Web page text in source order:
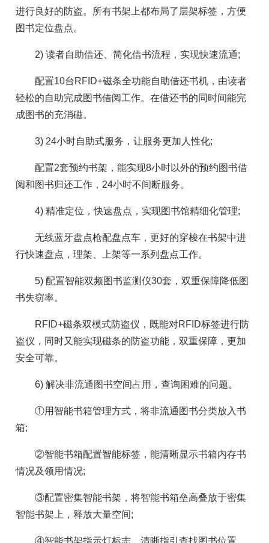
进行良好的防盗。所有书架上都布局了层架标签，方便
图书定位盘点。
2) 读者自助借还、简化借书流程，实现快速流通;
配置10台RFID+磁条全功能自助借还书机，由读者
轻松的自助完成图书借阅工作。在借还书的同时间能完
成图书的充消磁。
3) 24小时自助式服务，让服务更加人性化;
配置2套预约书架，能实现8小时以外的预约图书借
阅和图书归还工作，24小时不间断服务。
4) 精准定位，快速盘点，实现图书馆精细化管理;
无线蓝牙盘点枪配盘点车，更好的穿梭在书架中进
行快速盘点，理架、上架等一系列盘点工作。
5) 配置智能双频图书监测仪30套，双重保障降低图
书失窃率。
RFID+磁条双模式防盗仪，既能对RFID标签进行防
盗仪，同时又能实现磁条的防盗功能，双重保障，更加
安全可靠。
6) 解决非流通图书空间占用，查询困难的问题。
①用智能书箱管理方式，将非流通图书分类放入书
箱;
②智能书箱配置智能标签，能清晰显示书箱内存书
情况及领用情况;
③配置密集智能书架，将智能书箱垒高叠放于密集
智能书架上，释放大量空间;
④智能书架指示灯标志，清晰指引查找图书位置，